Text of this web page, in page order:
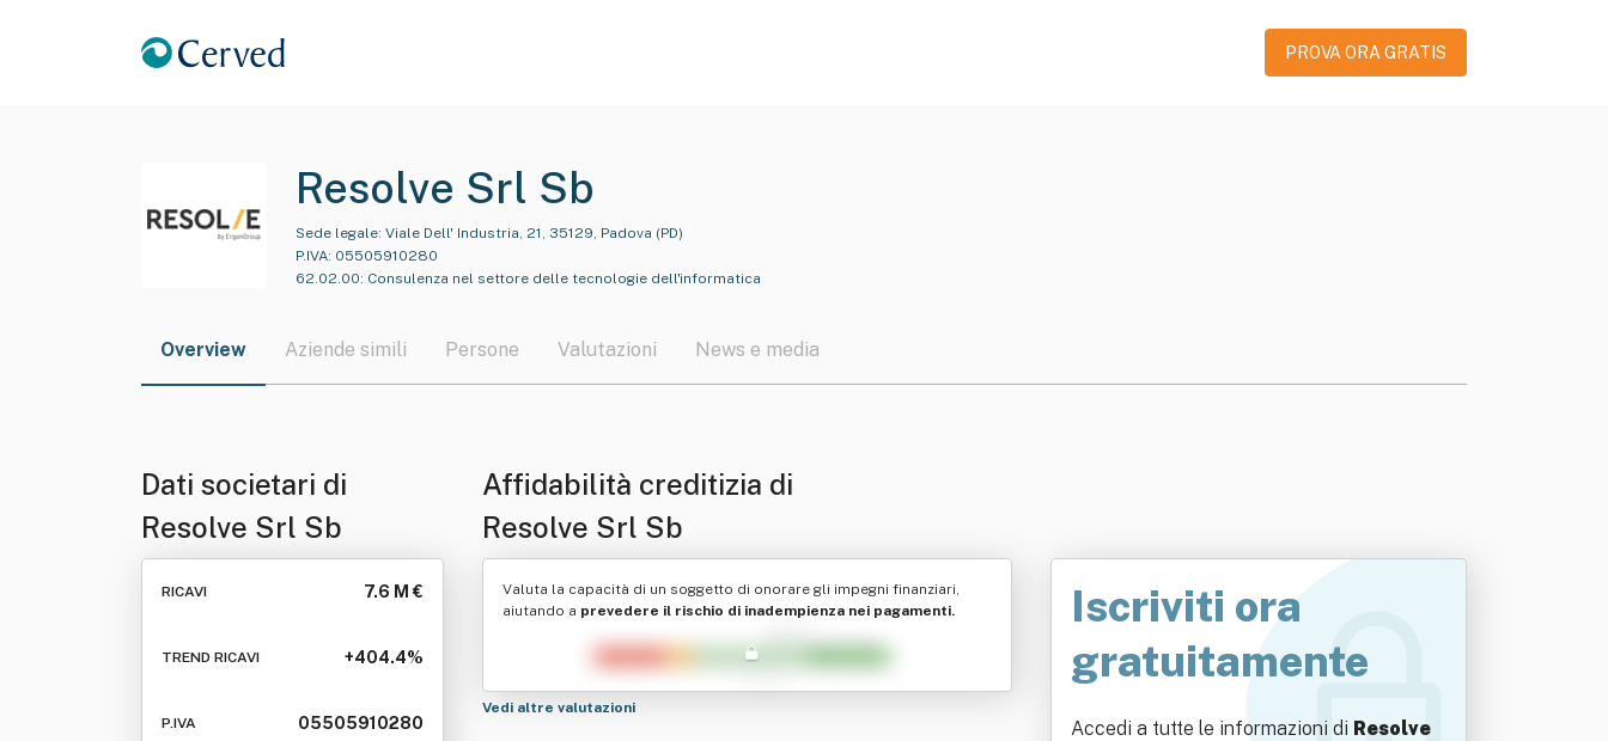
PROVA ORA GRATIS
Resolve Srl Sb
Sede legale: Viale Dell' Industria, 21, 35129, Padova (PD)
P.IVA: 05505910280
62.02.00: Consulenza nel settore delle tecnologie dell'informatica
Overview Aziende simili Persone Valutazioni News e media
Dati societari di
Resolve Srl Sb
RICAVI 7.6 M €
TREND RICAVI +404.4%
P.IVA 05505910280
Affidabilità creditizia di
Resolve Srl Sb
Valuta la capacità di un soggetto di onorare gli impegni finanziari,
aiutando a prevedere il rischio di inadempienza nei pagamenti.
Vedi altre valutazioni
Iscriviti ora
gratuitamente
Accedi a tutte le informazioni di Resolve